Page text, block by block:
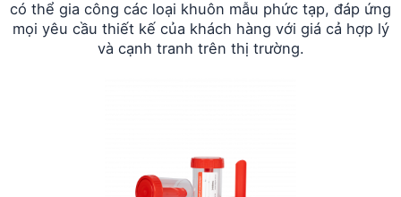
có thể gia công các loại khuôn mẫu phức tạp, đáp ứng
mọi yêu cầu thiết kế của khách hàng với giá cả hợp lý
và cạnh tranh trên thị trường.